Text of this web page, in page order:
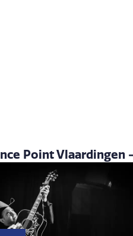
Point Vlaardingen